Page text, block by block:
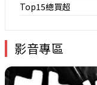
Top15總買超
影音專區